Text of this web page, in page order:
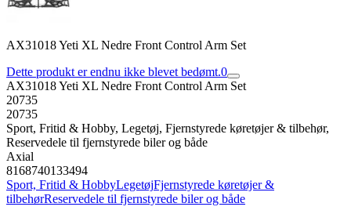
AX31018 Yeti XL Nedre Front Control Arm Set
Dette produkt er endnu ikke blevet bedømt.0
AX31018 Yeti XL Nedre Front Control Arm Set
20735
20735
Sport, Fritid & Hobby, Legetøj, Fjernstyrede køretøjer & tilbehør,
Reservedele til fjernstyrede biler og både
Axial
8168740133494
Sport, Fritid & HobbyLegetøjFjernstyrede køretøjer &
tilbehørReservedele til fjernstyrede biler og både